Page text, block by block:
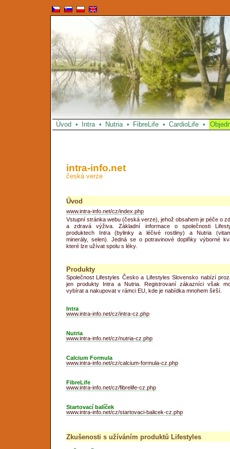
Úvod • Intra • Nutria • FibreLife • CardioLife •
intra-info.net
česká verze
Úvod
www.intra-info.net/cz/index.php
Vstupní stránka webu (česká verze), jehož obsahem je péče o
a zdravá výživa. Základní informace o společnosti
produktech Intra (bylinky a léčivé rostliny) a Nutria
minerály, selen). Jedná se o potravinové doplňky výborné
které lze užívat spolu s léky.
Produkty
Společnost Lifestyles Česko a Lifestyles Slovensko nabízí
jen produkty Intra a Nutria. Registrovaní zákazníci však
vybírat a nakupovat v rámci EU, kde je nabídka mnohem širší.
Intra
www.intra-info.net/cz/intra-cz.php
Nutria
www.intra-info.net/cz/nutria-cz.php
Calcium Formula
www.intra-info.net/cz/calcium-formula-cz.php
FibreLife
www.intra-info.net/cz/fibrelife-cz.php
Startovací balíček
www.intra-info.net/cz/startovaci-balicek-cz.php
Zkušenosti s užíváním produktů Lifestyles